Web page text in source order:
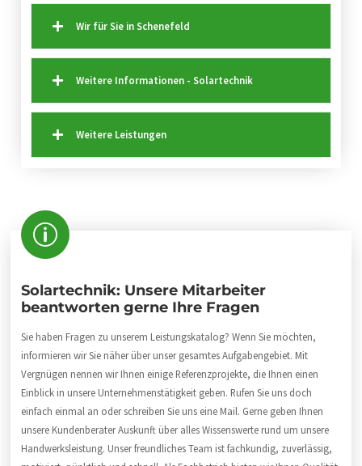
Wir für Sie in Schenefeld
Weitere Informationen - Solartechnik
Weitere Leistungen
Solartechnik: Unsere Mitarbeiter
beantworten gerne Ihre Fragen
Sie haben Fragen zu unserem Leistungskatalog? Wenn Sie möchten,
informieren wir Sie näher über unser gesamtes Aufgabengebiet. Mit
Vergnügen nennen wir Ihnen einige Referenzprojekte, die Ihnen einen
Einblick in unsere Unternehmenstätigkeit geben. Rufen Sie uns doch
einfach einmal an oder schreiben Sie uns eine Mail. Gerne geben Ihnen
unsere Kundenberater Auskunft über alles Wissenswerte rund um unsere
Handwerksleistung. Unser freundliches Team ist fachkundig, zuverlässig,